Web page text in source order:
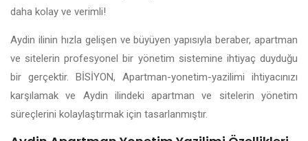
daha kolay ve verimli!
Aydin ilinin hızla gelişen ve büyüyen yapısıyla beraber, apartman
ve sitelerin profesyonel bir yönetim sistemine ihtiyaç duyduğu
bir gerçektir. BİSİYON, Apartman-yonetim-yazilimi ihtiyacınızı
karşılamak ve Aydin ilindeki apartman ve sitelerin yönetim
süreçlerini kolaylaştırmak için tasarlanmıştır.